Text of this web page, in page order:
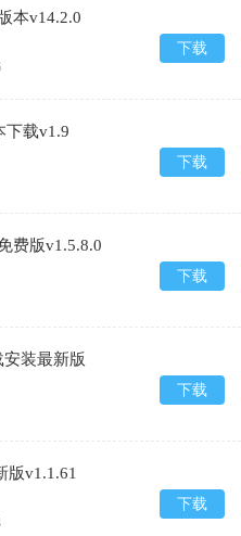
本v14.2.0
下载
下载v1.9
下载
费版v1.5.8.0
下载
装最新版
下载
版v1.1.61
下载